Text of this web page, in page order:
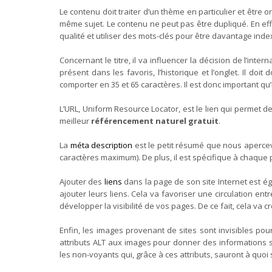
Le contenu doit traiter d’un thème en particulier et être
même sujet. Le contenu ne peut pas être dupliqué. En
qualité et utiliser des mots-clés pour être davantage
Concernant le titre, il va influencer la décision de
présent dans les favoris, l’historique et l’onglet. Il
comporter en 35 et 65 caractères. Il est donc important
L’URL, Uniform Resource Locator, est le lien qui
meilleur référencement naturel gratuit.
La méta description est le petit résumé que nous
caractères maximum). De plus, il est spécifique à
Ajouter des liens dans la page de son site Internet est
ajouter leurs liens. Cela va favoriser une circulation
développer la visibilité de vos pages. De ce fait, cela va
Enfin, les images provenant de sites sont invisibles
attributs ALT aux images pour donner des informations
les non-voyants qui, grâce à ces attributs, sauront à quoi